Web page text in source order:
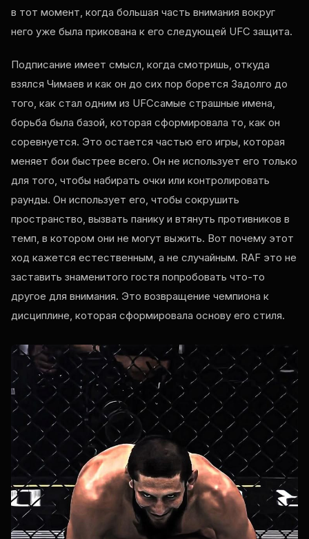
в тот момент, когда большая часть внимания вокруг
него уже была прикована к его следующей UFC защита.
Подписание имеет смысл, когда смотришь, откуда
взялся Чимаев и как он до сих пор борется Задолго до
того, как стал одним из UFCсамые страшные имена,
борьба была базой, которая сформировала то, как он
соревнуется. Это остается частью его игры, которая
меняет бои быстрее всего. Он не использует его только
для того, чтобы набирать очки или контролировать
раунды. Он использует его, чтобы сокрушить
пространство, вызвать панику и втянуть противников в
темп, в котором они не могут выжить. Вот почему этот
ход кажется естественным, а не случайным. RAF это не
заставить знаменитого гостя попробовать что-то
другое для внимания. Это возвращение чемпиона к
дисциплине, которая сформировала основу его стиля.